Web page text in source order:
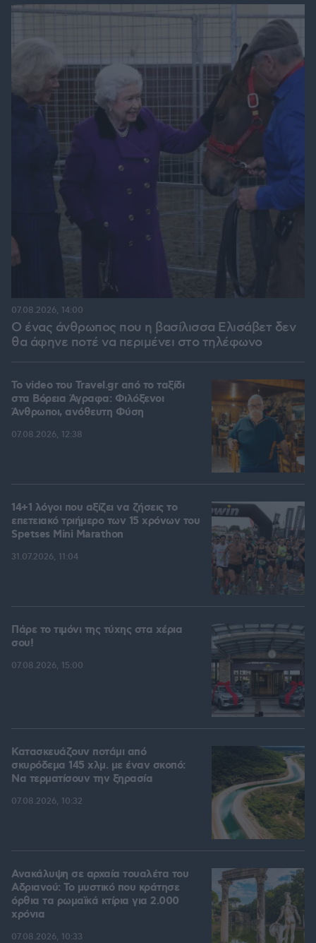
Ο ένας άνθρωπος που η βασίλισσα Ελισάβετ δεν
θα άφηνε ποτέ να περιμένει στο τηλέφωνο
07.08.2026, 14:00
To video του Travel.gr από το ταξίδι
στα Βόρεια Άγραφα: Φιλόξενοι
Άνθρωποι, ανόθευτη Φύση
07.08.2026, 12:38
14+1 λόγοι που αξίζει να ζήσεις το
επετειακό τριήμερο των 15 χρόνων του
Spetses Mini Marathon
31.07.2026, 11:04
Πάρε το τιμόνι της τύχης στα χέρια
σου!
07.08.2026, 15:00
Κατασκευάζουν ποτάμι από
σκυρόδεμα 145 χλμ. με έναν σκοπό:
Να τερματίσουν την ξηρασία
07.08.2026, 10:32
Ανακάλυψη σε αρχαία τουαλέτα του
Αδριανού: Το μυστικό που κράτησε
όρθια τα ρωμαϊκά κτίρια για 2.000
χρόνια
07.08.2026, 10:33